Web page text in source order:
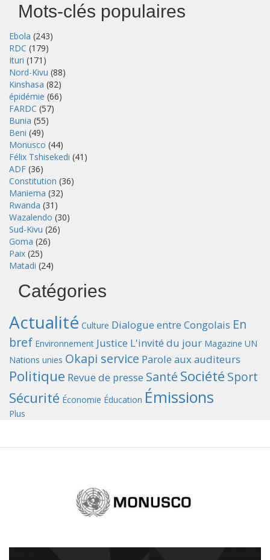
Mots-clés populaires
Ebola (243)
RDC (179)
Ituri (171)
Nord-Kivu (88)
Kinshasa (82)
épidémie (66)
FARDC (57)
Bunia (55)
Beni (49)
Monusco (44)
Félix Tshisekedi (41)
ADF (36)
Constitution (36)
Maniema (32)
Rwanda (31)
Wazalendo (30)
Sud-Kivu (26)
Goma (26)
Paix (25)
Matadi (24)
Catégories
Actualité Culture Dialogue entre Congolais En
bref Environnement Justice L'invité du jour Magazine UN
Nations unies Okapi service Parole aux auditeurs
Politique Revue de presse Santé Société Sport
Sécurité Économie Éducation Émissions
Plus